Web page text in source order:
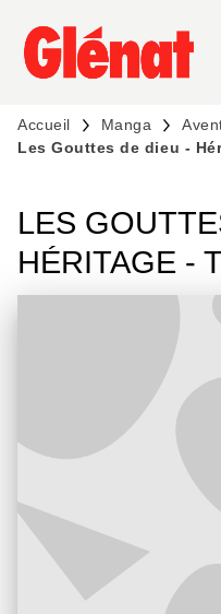
MENU
PIED DE PAGE
Accueil Manga
Les Gouttes de dieu -
LES
HÉRITAGE -